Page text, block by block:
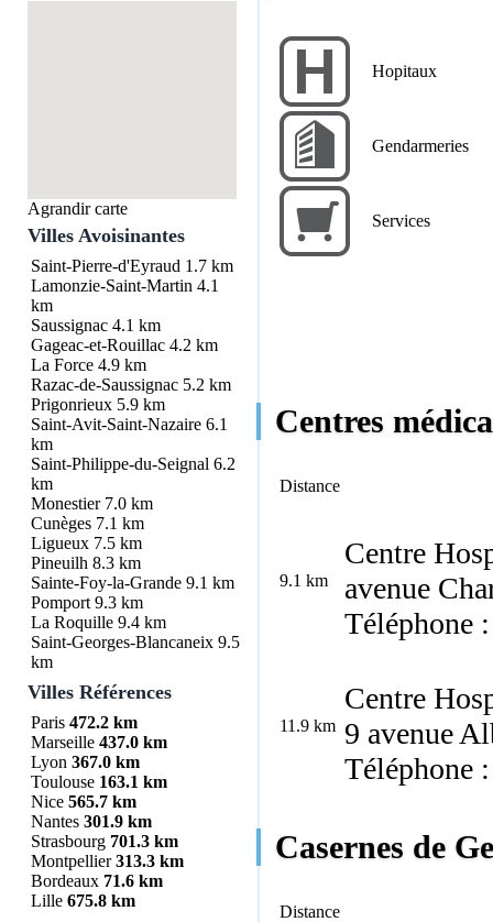
Agrandir carte
Villes Avoisinantes
Saint-Pierre-d'Eyraud 1.7 km
Lamonzie-Saint-Martin 4.1
km
Saussignac4.1 km
Gageac-et-Rouillac4.2 km
La Force4.9 km
Razac-de-Saussignac5.2 km
Prigonrieux5.9 km
Saint-Avit-Saint-Nazaire6.1
km
Saint-Philippe-du-Seignal 6.2
km
Monestier7.0 km
Cunèges7.1 km
Ligueux7.5 km
Pineuilh 8.3 km
Sainte-Foy-la-Grande9.1 km
Pomport9.3 km
La Roquille9.4 km
Saint-Georges-Blancaneix9.5
km
Villes Références
Paris 472.2 km
Marseille 437.0 km
Lyon 367.0 km
Toulouse 163.1 km
Nice 565.7 km
Nantes 301.9 km
Strasbourg 701.3 km
Montpellier 313.3 km
Bordeaux 71.6 km
Lille 675.8 km
Hopitaux
Gendarmeries
Services
Centres
Distance
9.1 km
Centre
avenue
Téléphone
11.9 km
Centre
9 avenue
Téléphone
Casernes de
Distance